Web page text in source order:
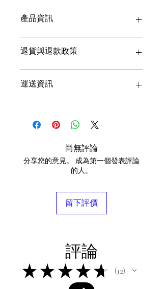
產品資訊
多資訊，例如尺寸、材料、保固和清洗
買家總是希望能在購買之前清楚了解產
退貨與退款政策
如何處理不滿意的產品。撰寫政策時，
運送資訊
法、包裝和費用相關的資訊。撰寫政策
時，請盡量開門見山，以便建立互信，
尚無評論
分享您的意見。 成為第一個發表評論
的人。
留下評價
評論
★ ★ ★ ★ ★ 12
12